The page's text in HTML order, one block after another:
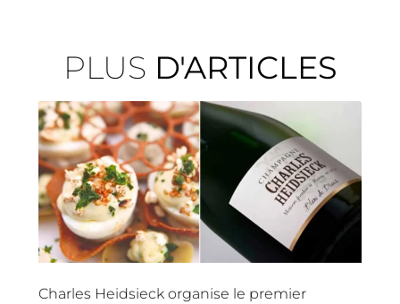
PLUS D'ARTICLES
Charles Heidsieck organise le premier